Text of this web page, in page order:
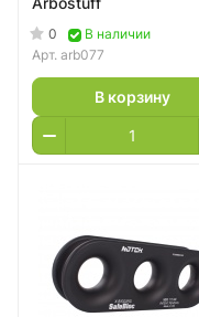
0
В наличии
Арт. arb077
В корзину